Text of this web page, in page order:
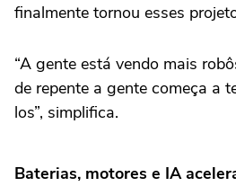
finalmente tornou esses
“A gente está vendo mais
de repente a gente começa a
los”, simplifica.
Baterias, motores e IA